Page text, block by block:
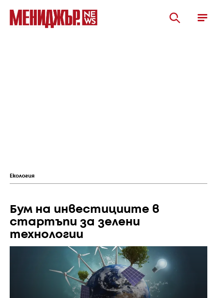
Екология
Бум на инвестициите в
стартъпи за зелени
технологии